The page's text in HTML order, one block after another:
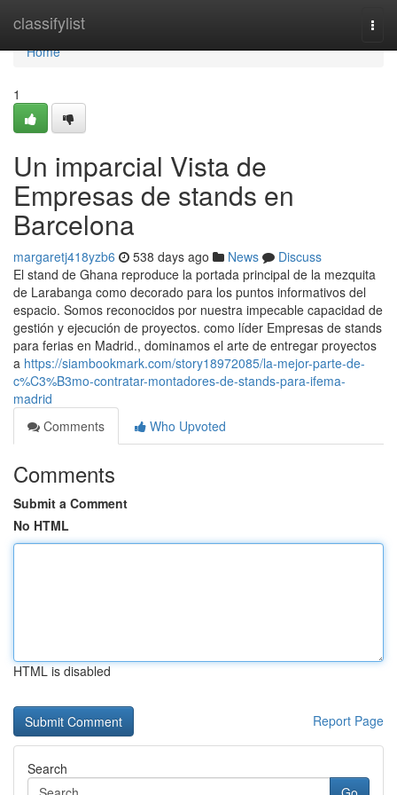
classifylist
Home
Home
1
Un imparcial Vista de
Empresas de stands en
Barcelona
margaretj418yzb6 538 days ago News
Discuss
El stand de Ghana reproduce la portada principal de la mezquita
de Larabanga como decorado para los puntos informativos del
espacio. Somos reconocidos por nuestra impecable capacidad de
gestión y ejecución de proyectos. como líder Empresas de stands
para ferias en Madrid., dominamos el arte de entregar proyectos
a https://siambookmark.com/story18972085/la-mejor-parte-de-
c%C3%B3mo-contratar-montadores-de-stands-para-ifema-
madrid
Comments
Who Upvoted
Comments
Submit a Comment
No HTML
HTML is disabled
Report Page
Search